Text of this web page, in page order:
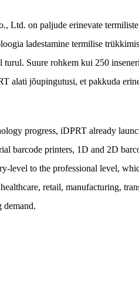
Ltd. on paljude erinevate
ladestamine termilise
turul. Suure rohkem kui 250
alati jõupingutusi, et pakkuda
progress, iDPRT already
barcode printers, 1D and 2D
level to the professional level,
retail, manufacturing,
demand.